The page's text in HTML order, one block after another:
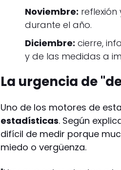
Noviembre:
durante el año.
Diciembre: cierre,
y de las medidas a
La urgencia de
Uno de los motores de
estadísticas. Según
difícil de medir porque
miedo o vergüenza.